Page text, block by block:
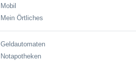
Mobil
Mein Örtliches
Geldautomaten
Notapotheken